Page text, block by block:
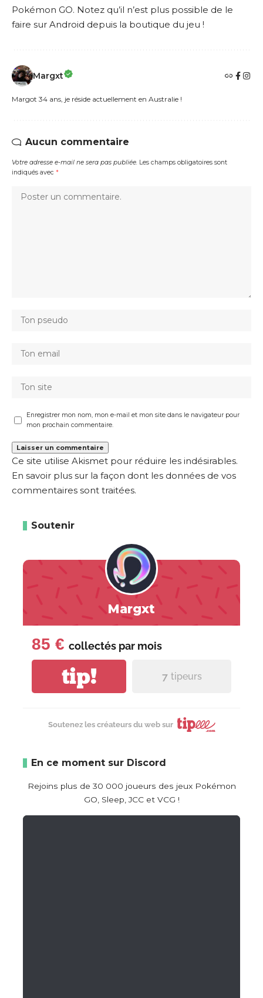
Pokémon GO. Notez qu’il n’est plus possible de le
faire sur Android depuis la boutique du jeu !
Margxt
Margot 34 ans, je réside actuellement en Australie !
Aucun commentaire
Votre adresse e-mail ne sera pas publiée. Les champs obligatoires sont
indiqués avec *
Enregistrer mon nom, mon e-mail et mon site dans le navigateur pour
mon prochain commentaire.
Ce site utilise Akismet pour réduire les indésirables.
En savoir plus sur la façon dont les données de vos
commentaires sont traitées.
Soutenir
Margxt
85 € collectés par mois
tip! 7 tipeurs
Soutenez les créateurs du web sur
En ce moment sur Discord
Rejoins plus de 30 000 joueurs des jeux Pokémon
GO, Sleep, JCC et VCG !